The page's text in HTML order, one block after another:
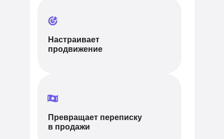
Настраивает
продвижение
Превращает переписку
в продажи